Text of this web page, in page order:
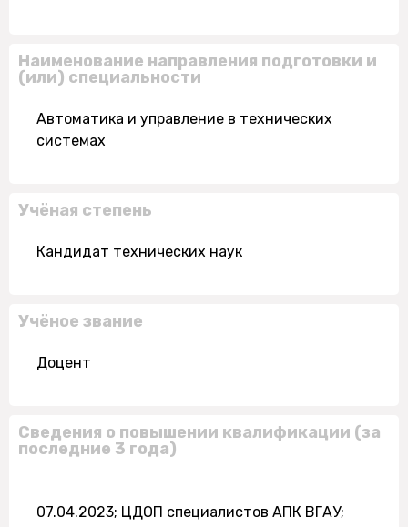
Наименование направления подготовки и
(или) специальности
Автоматика и управление в технических
системах
Учёная степень
Кандидат технических наук
Учёное звание
Доцент
Сведения о повышении квалификации (за
последние 3 года)
07.04.2023; ЦДОП специалистов АПК ВГАУ;